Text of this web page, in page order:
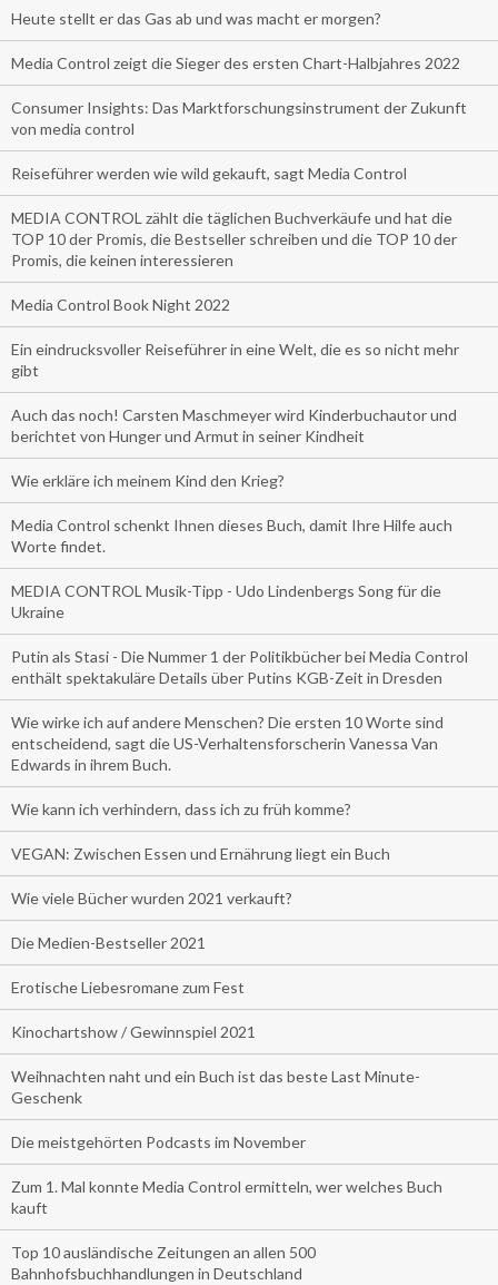
Heute stellt er das Gas ab und was macht er morgen?
Media Control zeigt die Sieger des ersten Chart-Halbjahres 2022
Consumer Insights: Das Marktforschungsinstrument der Zukunft
von media control
Reiseführer werden wie wild gekauft, sagt Media Control
MEDIA CONTROL zählt die täglichen Buchverkäufe und hat die
TOP 10 der Promis, die Bestseller schreiben und die TOP 10 der
Promis, die keinen interessieren
Media Control Book Night 2022
Ein eindrucksvoller Reiseführer in eine Welt, die es so nicht mehr
gibt
Auch das noch! Carsten Maschmeyer wird Kinderbuchautor und
berichtet von Hunger und Armut in seiner Kindheit
Wie erkläre ich meinem Kind den Krieg?
Media Control schenkt Ihnen dieses Buch, damit Ihre Hilfe auch
Worte findet.
MEDIA CONTROL Musik-Tipp - Udo Lindenbergs Song für die
Ukraine
Putin als Stasi - Die Nummer 1 der Politikbücher bei Media Control
enthält spektakuläre Details über Putins KGB-Zeit in Dresden
Wie wirke ich auf andere Menschen? Die ersten 10 Worte sind
entscheidend, sagt die US-Verhaltensforscherin Vanessa Van
Edwards in ihrem Buch.
Wie kann ich verhindern, dass ich zu früh komme?
VEGAN: Zwischen Essen und Ernährung liegt ein Buch
Wie viele Bücher wurden 2021 verkauft?
Die Medien-Bestseller 2021
Erotische Liebesromane zum Fest
Kinochartshow / Gewinnspiel 2021
Weihnachten naht und ein Buch ist das beste Last Minute-
Geschenk
Die meistgehörten Podcasts im November
Zum 1. Mal konnte Media Control ermitteln, wer welches Buch
kauft
Top 10 ausländische Zeitungen an allen 500
Bahnhofsbuchhandlungen in Deutschland